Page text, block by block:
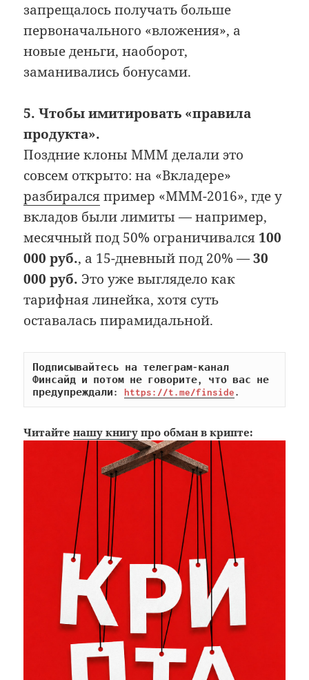
запрещалось получать больше
первоначального «вложения», а
новые деньги, наоборот,
заманивались бонусами.
5. Чтобы имитировать «правила
продукта».
Поздние клоны МММ делали это
совсем открыто: на «Вкладере»
разбиралсяпример «МММ-2016», где у
вкладов были лимиты — например,
месячный под 50% ограничивался 100
000 руб., а 15-дневный под 20% —30
000 руб. Это уже выглядело как
тарифная линейка, хотя суть
оставалась пирамидальной.
Подписывайтесь на телеграм-канал
Финсайд и потом не говорите, что вас не
предупреждали: https://t.me/finside.
Читайтенашу книгу про обман в крипте: